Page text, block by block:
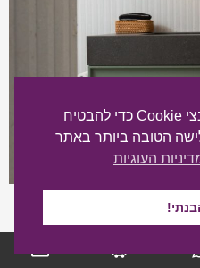
אתר זה משתמש בקובצי Cookie כדי להבטיח
הטובה ביותר באתר
העוגיות